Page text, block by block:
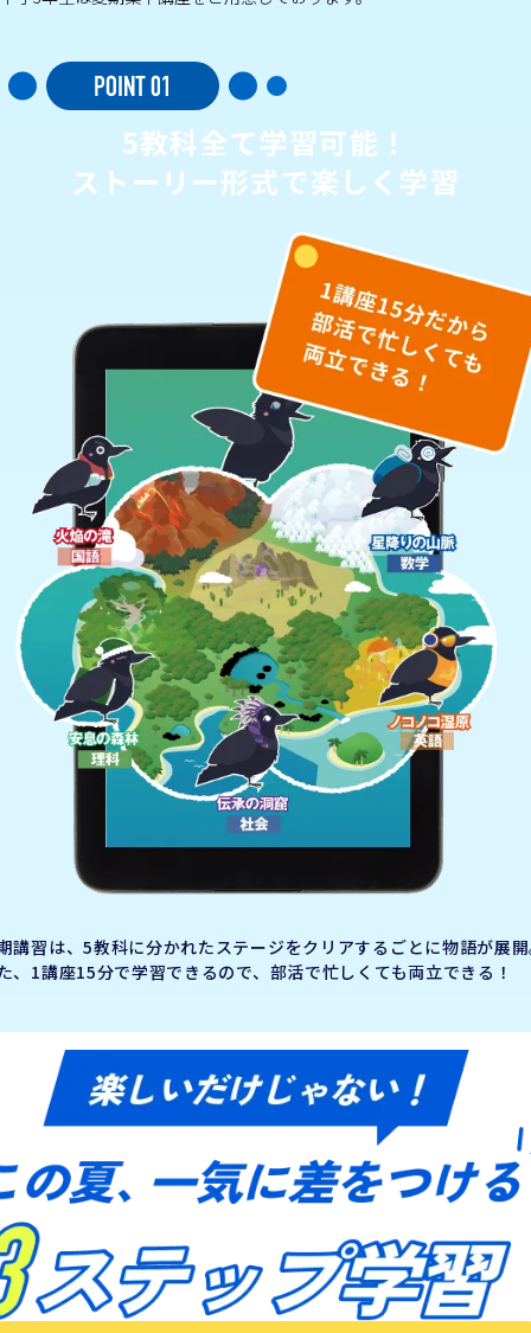
5教科全て学習可能！
ストーリー形式で楽しく学習
講習は、5教科に分かれたステージをクリアするごとに物語が展
、1講座15分で学習できるので、部活で忙しくても両立できる！